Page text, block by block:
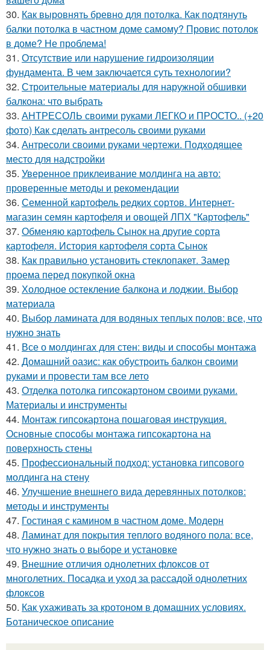
30. Как выровнять бревно для потолка. Как подтянуть
балки потолка в частном доме самому? Провис потолок
в доме? Не проблема!
31. Отсутствие или нарушение гидроизоляции
фундамента. В чем заключается суть технологии?
32. Строительные материалы для наружной обшивки
балкона: что выбрать
33. АНТРЕСОЛЬ своими руками ЛЕГКО и ПРОСТО.. (+20
фото) Как сделать антресоль своими руками
34. Антресоли своими руками чертежи. Подходящее
место для надстройки
35. Уверенное приклеивание молдинга на авто:
проверенные методы и рекомендации
36. Семенной картофель редких сортов. Интернет-
магазин семян картофеля и овощей ЛПХ "Картофель"
37. Обменяю картофель Сынок на другие сорта
картофеля. История картофеля сорта Сынок
38. Как правильно установить стеклопакет. Замер
проема перед покупкой окна
39. Холодное остекление балкона и лоджии. Выбор
материала
40. Выбор ламината для водяных теплых полов: все, что
нужно знать
41. Все о молдингах для стен: виды и способы монтажа
42. Домашний оазис: как обустроить балкон своими
руками и провести там все лето
43. Отделка потолка гипсокартоном своими руками.
Материалы и инструменты
44. Монтаж гипсокартона пошаговая инструкция.
Основные способы монтажа гипсокартона на
поверхность стены
45. Профессиональный подход: установка гипсового
молдинга на стену
46. Улучшение внешнего вида деревянных потолков:
методы и инструменты
47. Гостиная с камином в частном доме. Модерн
48. Ламинат для покрытия теплого водяного пола: все,
что нужно знать о выборе и установке
49. Внешние отличия однолетних флоксов от
многолетних. Посадка и уход за рассадой однолетних
флоксов
50. Как ухаживать за кротоном в домашних условиях.
Ботаническое описание